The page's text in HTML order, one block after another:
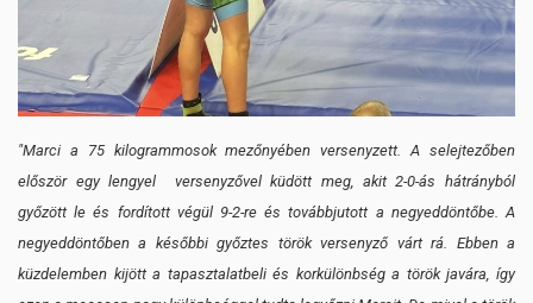
"Marci a 75 kilogrammosok mezőnyében versenyzett. A selejtezőben
először egy lengyel versenyzővel küdött meg, akit 2-0-ás hátrányból
győzött le és fordított végül 9-2-re és továbbjutott a negyeddöntőbe. A
negyeddöntőben a későbbi győztes török versenyző várt rá. Ebben a
küzdelemben kijött a tapasztalatbeli és korkülönbség a török javára, így